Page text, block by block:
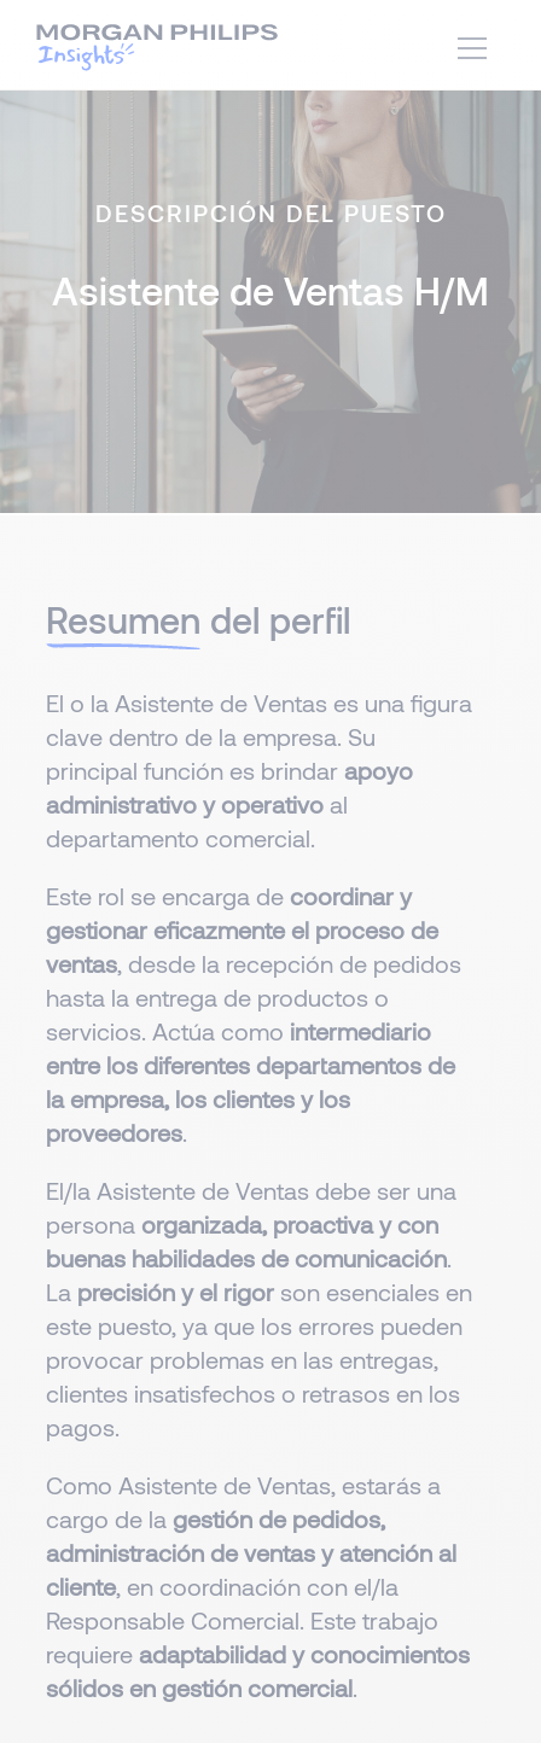
DESCRIPCIÓN DEL PUESTO
Asistente de Ventas H/M
Resumen del perfil
El o la Asistente de Ventas es una figura
clave dentro de la empresa. Su
principal función es brindar apoyo
administrativo y operativoal
departamento comercial.
Este rol se encarga de coordinar y
gestionar eficazmente el proceso de
ventas, desde la recepción de pedidos
hasta la entrega de productos o
servicios. Actúa como intermediario
entre los diferentes departamentos de
la empresa, los clientes y los
proveedores.
El/la Asistente de Ventas debe ser una
persona organizada, proactiva y con
buenas habilidades de comunicación.
La precisión y el rigorson esenciales en
este puesto, ya que los errores pueden
provocar problemas en las entregas,
clientes insatisfechos o retrasos en los
pagos.
Como Asistente de Ventas, estarás a
cargo de la gestión de pedidos,
administración de ventas y atención al
cliente, en coordinación con el/la
Responsable Comercial. Este trabajo
requiere adaptabilidad y conocimientos
sólidos en gestión comercial.